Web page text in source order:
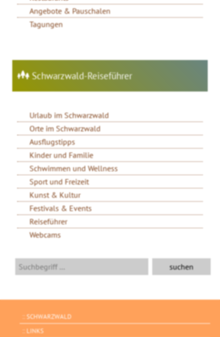
Angebote & Pauschalen
Tagungen
Schwarzwald-Reiseführer
Urlaub im Schwarzwald
Orte im Schwarzwald
Ausflugstipps
Kinder und Familie
Schwimmen und Wellness
Sport und Freizeit
Kunst & Kultur
Festivals & Events
Reiseführer
Webcams
SCHWARZWALD
LINKS